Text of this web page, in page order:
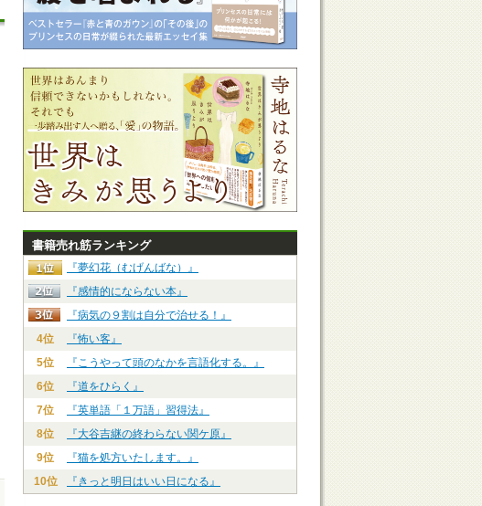
書籍売れ筋ランキング
『夢幻花（むげんばな）』
『感情的にならない本』
『病気の９割は自分で治せる！』
4位
『怖い客』
5位
『こうやって頭のなかを言語化する。』
6位
『道をひらく』
7位
『英単語「１万語」習得法』
8位
『大谷吉継の終わらない関ケ原』
9位
『猫を処方いたします。』
10位
『きっと明日はいい日になる』